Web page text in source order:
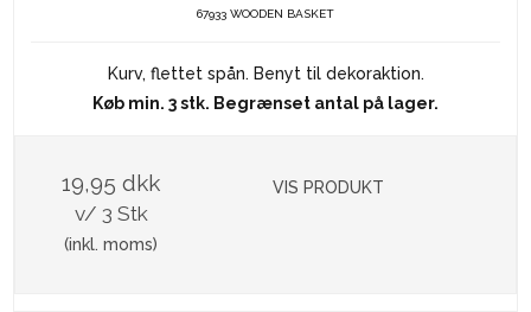
67933 WOODEN BASKET
Kurv, flettet spån. Benyt til dekoraktion.
Køb min. 3 stk. Begrænset antal på lager.
19,95 dkk
v/ 3 Stk
(inkl. moms)
VIS PRODUKT